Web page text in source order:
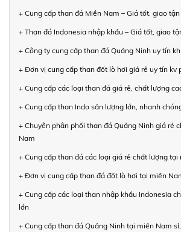
+ Cung cấp than đá Miền Nam – Giá tốt, giao tận
+ Than đá Indonesia nhập khẩu – Giá tốt, giao
+ Công ty cung cấp than đá Quảng Ninh uy tín
+ Đơn vị cung cấp than đốt lò hơi giá rẻ uy tín kv
+ Cung cấp các loại than đá giá rẻ, chất lượng
+ Cung cấp than Indo sản lượng lớn, nhanh
+ Chuyên phân phối than đá Quảng Ninh giá rẻ
Nam
+ Cung cấp than đá các loại giá rẻ chất lượng tại
+ Đơn vị cung cấp than đá đốt lò hơi tại miền
+ Cung cấp các loại than nhập khẩu Indonesia
lớn
+ Cung cấp than đá Quảng Ninh tại miền Nam